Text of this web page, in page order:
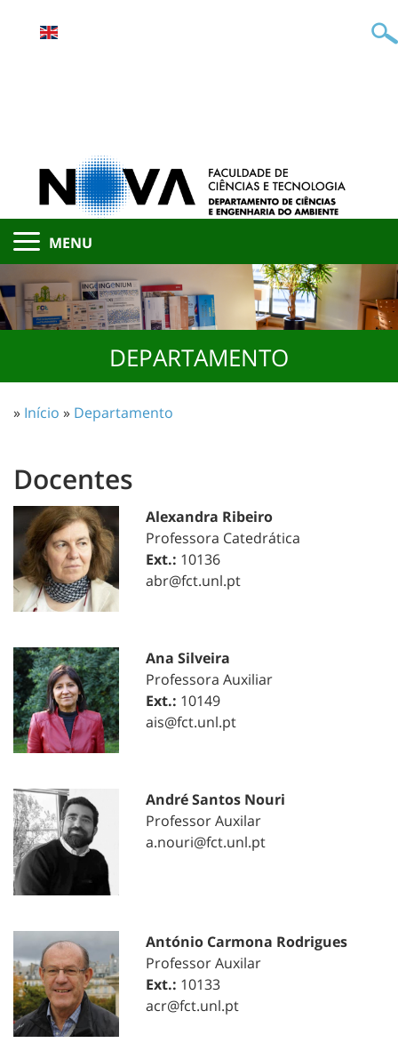
MENU
DEPARTAMENTO
» Início » Departamento
Docentes
Alexandra Ribeiro
Professora Catedrática
Ext.: 10136
abr@fct.unl.pt
Ana Silveira
Professora Auxiliar
Ext.: 10149
ais@fct.unl.pt
André Santos Nouri
Professor Auxilar
a.nouri@fct.unl.pt
António Carmona Rodrigues
Professor Auxilar
Ext.: 10133
acr@fct.unl.pt